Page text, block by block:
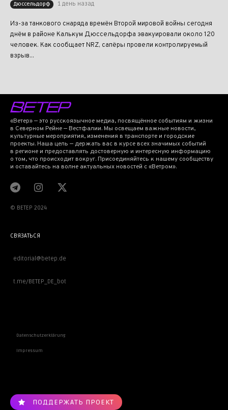
Дюссельдорф 1 день назад
Из-за танкового снаряда времён Второй мировой войны сегодня
днём в районе Калькум Дюссельдорфа эвакуировали около 120
человек. Как сообщает NRZ, сапёры провели контролируемый
взрыв...
«Ветер» — это русскоязычное медиа, посвящённое событиям и жизни
в Северном Рейне — Вестфалии. Мы освещаем важные новости,
культурные мероприятия, изменения в транспорте и городские
проекты. Наша цель — держать вас в курсе всех значимых событий
в регионе и предоставлять достоверную и интересную информацию
о том, что происходит вокруг. Присоединяйтесь к нашему сообществу
и оставайтесь на волне актуальных новостей с «Ветром».
© BETEP 2024
СВЯЗАТЬСЯ
editorial@betep.de
t.me/BETEP_DE_bot
Datenschutzerklärung
Impressum
ПОДДЕРЖАТЬ ПРОЕКТ